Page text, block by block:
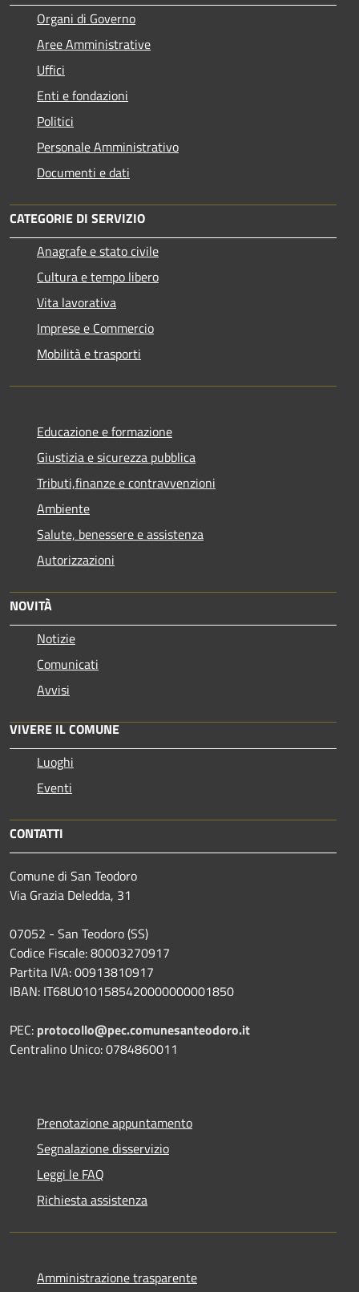
Organi di Governo
Aree Amministrative
Uffici
Enti e fondazioni
Politici
Personale Amministrativo
Documenti e dati
CATEGORIE DI SERVIZIO
Anagrafe e stato civile
Cultura e tempo libero
Vita lavorativa
Imprese e Commercio
Mobilità e trasporti
Educazione e formazione
Giustizia e sicurezza pubblica
Tributi,finanze e contravvenzioni
Ambiente
Salute, benessere e assistenza
Autorizzazioni
NOVITÀ
Notizie
Comunicati
Avvisi
VIVERE IL COMUNE
Luoghi
Eventi
CONTATTI
Comune di San Teodoro
Via Grazia Deledda, 31
07052 - San Teodoro (SS)
Codice Fiscale: 80003270917
Partita IVA: 00913810917
IBAN: IT68U0101585420000000001850
PEC: protocollo@pec.comunesanteodoro.it
Centralino Unico: 0784860011
Prenotazione appuntamento
Segnalazione disservizio
Leggi le FAQ
Richiesta assistenza
Amministrazione trasparente